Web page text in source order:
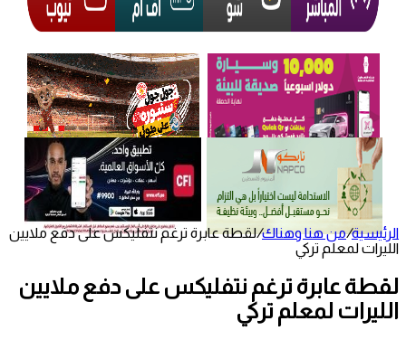
الرئيسية/من هنا وهناك/لقطة عابرة ترغم نتفليكس على دفع ملايين
الليرات لمعلم تركي
لقطة عابرة ترغم نتفليكس على دفع ملايين
الليرات لمعلم تركي